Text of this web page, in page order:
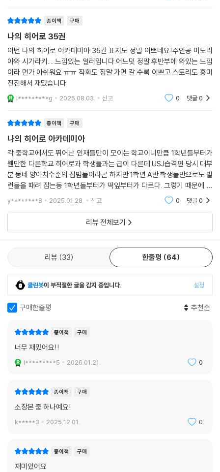
종이책 구매
나의 히어로 35권
이번 나의 히어로 아카데미아 35권 표지도 정말 이쁘네요!주인공 미도리
야와 시가라키.....느낌있는 일러입니다.어느덧 정말 후반부에 와있는 느낌
이라 먼가 아쉬워요 ㅠㅠ 작화도 정말 가면 갈 수록 이쁘고 스토리도 흥미
진진해서 재밌습니다
l*********g 2025.08.03. 신고 0 댓글0
종이책 구매
나의 히어로 아카데미아
각 중학교에서도 뛰어난 인재들만이 모이는 학교이니만큼 1학년들부터가
웬만한 다른학교 히어로과 학생들과는 급이 다른데 USJ습격편 당시 대부
분 동네 양아치수준의 잡범들이라곤 하지만 1학년 A반 학생들만으로도 빌
런들을 때려 잡는등 1학년들부터가 떡잎부터가 다르다. 그렇기 때문에 어
릴때부터 총망받아온 인재인 바쿠고 카츠키가 이 학교에선 그저 상위권정
도에 불과했다
y********8 2025.01.28. 신고 0 댓글0
리뷰 전체보기
리뷰 33 한줄평 64
클린봇이 부적절한 글을 감지 중입니다. 설정
구매한줄평 추천순
종이책 구매
너무 재밌어요!!
l*********5 2026.01.21. 0
종이책 구매
소장본 중 하나예요!
k*****3 2025.12.01. 0
종이책 구매
재미있어요